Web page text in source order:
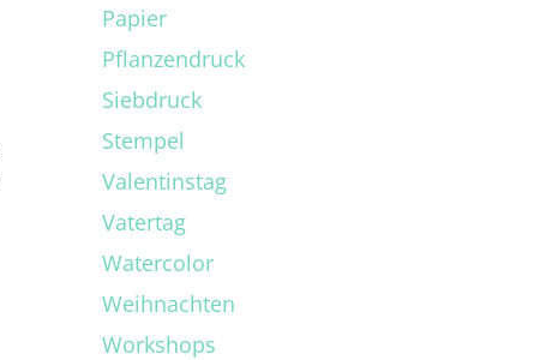
Papier
Pflanzendruck
Siebdruck
Stempel
Valentinstag
Vatertag
Watercolor
Weihnachten
Workshops